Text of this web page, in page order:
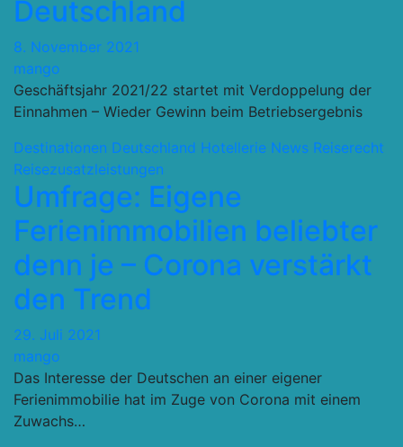
Deutschland
8. November 2021
mango
Geschäftsjahr 2021/22 startet mit Verdoppelung der
Einnahmen – Wieder Gewinn beim Betriebsergebnis
Destinationen Deutschland Hotellerie News Reiserecht
Reisezusatzleistungen
Umfrage: Eigene
Ferienimmobilien beliebter
denn je – Corona verstärkt
den Trend
29. Juli 2021
mango
Das Interesse der Deutschen an einer eigener
Ferienimmobilie hat im Zuge von Corona mit einem
Zuwachs…